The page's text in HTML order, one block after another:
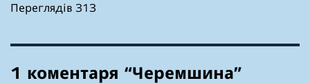
Переглядів 313
1 коментаря “Черемшина”